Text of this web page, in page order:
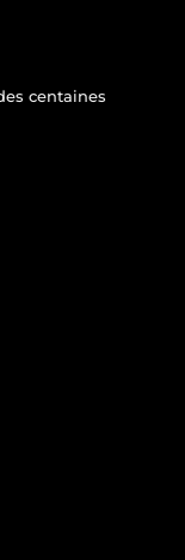
centaines